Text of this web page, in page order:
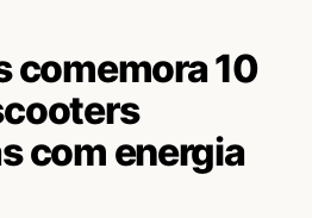
comemora 10
com energia